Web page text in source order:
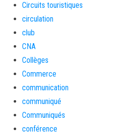
Circuits touristiques
circulation
club
CNA
Collèges
Commerce
communication
communiqué
Communiqués
conférence